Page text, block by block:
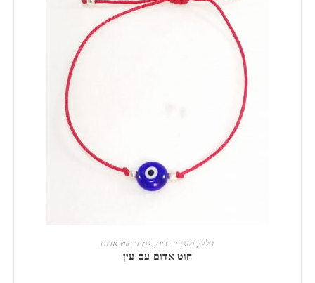
הוספה לסל כללי,מוצרי הבית,צמיד חוט אדום
חוט אדום עם עין